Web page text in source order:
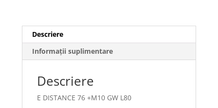
Descriere
Informații suplimentare
Descriere
E DISTANCE 76 +M10 GW L80